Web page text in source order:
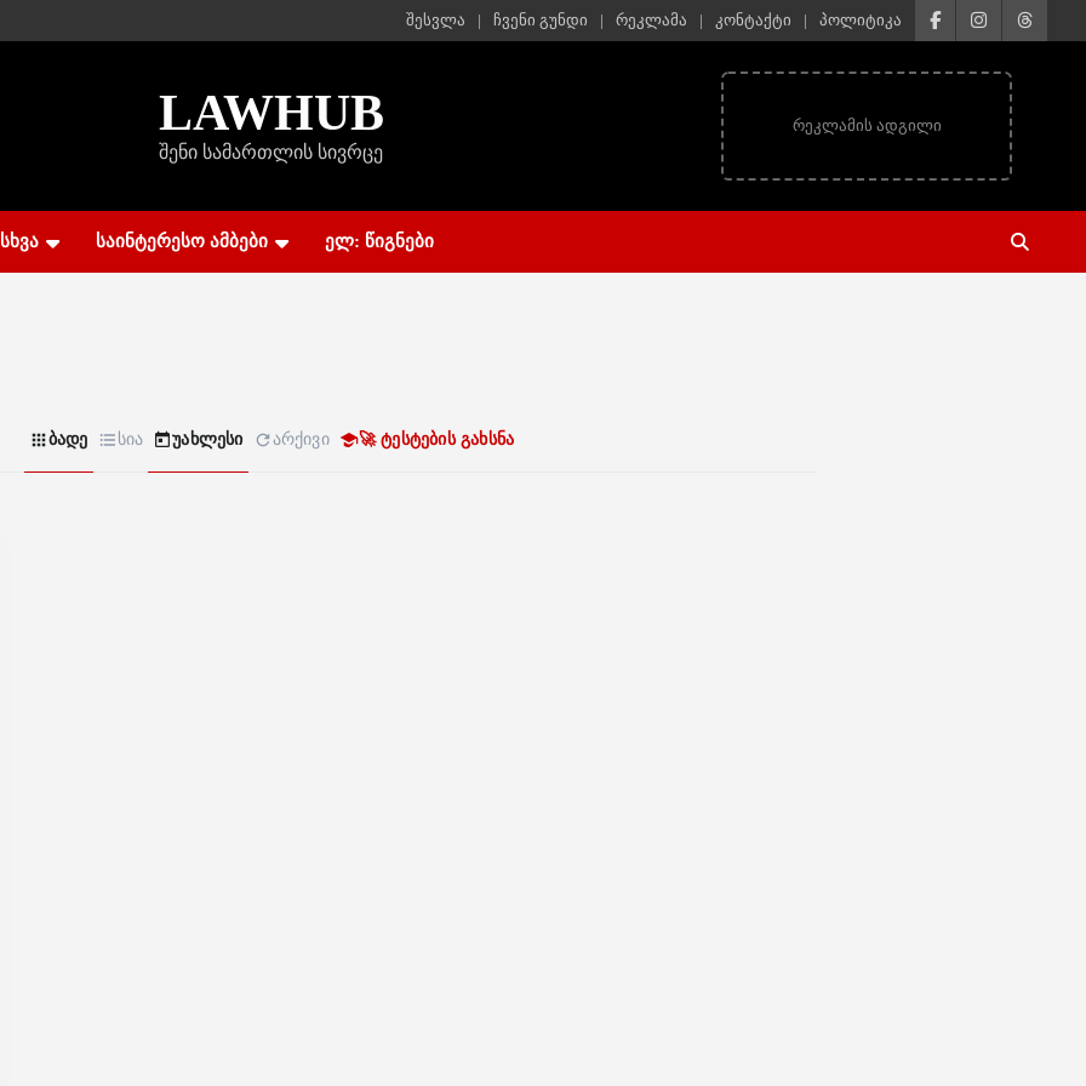
შესვლა ჩვენი გუნდი რეკლამა კონტაქტი პოლიტიკა
LAWHUB
შენი სამართლის სივრცე
რეკლამის ადგილი
ᲡᲮᲕᲐ ᲡᲐᲘᲜᲢᲔᲠᲔᲡᲝ ᲐᲛᲑᲔᲑᲘ ᲔᲚ: ᲬᲘᲒᲜᲔᲑᲘ
ბადე სია უახლესი არქივი 🚀 ტესტების გახსნა